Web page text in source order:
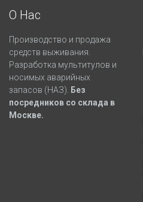
О Нас
Производство и продажа
средств выживания.
Разработка мультитулов и
носимых аварийных
запасов (НАЗ).
Без
посредников со склада в
Москве.